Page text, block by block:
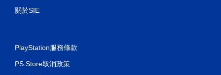
關於SIE
PlayStation服務條款
PS Store取消政策